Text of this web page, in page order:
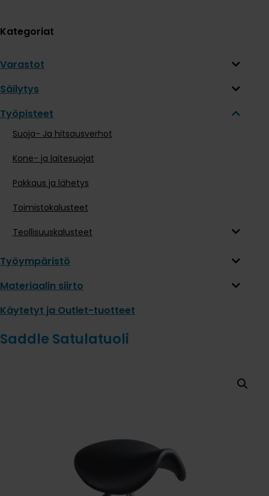
Kategoriat
Varastot
Säilytys
Työpisteet
Suoja- Ja hitsausverhot
Kone- ja laitesuojat
Pakkaus ja lähetys
Toimistokalusteet
Teollisuuskalusteet
Työympäristö
Materiaalin siirto
Käytetyt ja Outlet-tuotteet
Saddle Satulatuoli